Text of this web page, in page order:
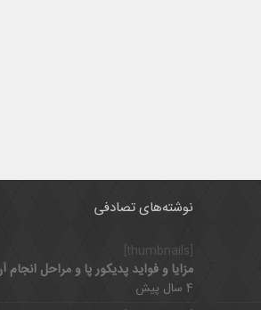
نوشته‌های تصادفی
[thumbnails]
مزایا و فواید پدیکور پا و مراحل انجام
4 سال پیش